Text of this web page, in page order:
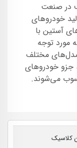
در صنعت
خودروهای
آستین با
مورد توجه
مدل‌های مختلف
جزو خودروهای
می‌شوند.
کلاسیک